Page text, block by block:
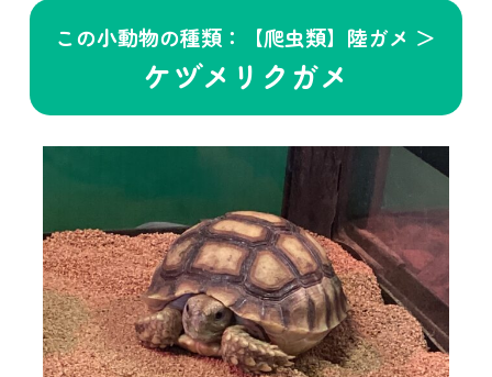
この小動物の種類：【爬虫類】陸ガメ ＞
ケヅメリクガメ